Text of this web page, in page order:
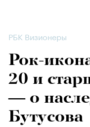
РБК Визионеры
Рок-
20 и
— о
Бутусова